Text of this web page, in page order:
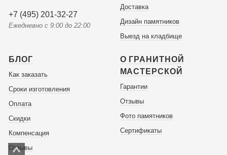
+7 (495) 201-32-27
Ежедневно с 9:00 до 22:00
Доставка
Дизайн памятников
Выезд на кладбище
БЛОГ
Как заказать
Сроки изготовления
Оплата
Скидки
Компенсация
Отзывы
О ГРАНИТНОЙ
МАСТЕРСКОЙ
Гарантии
Отзывы
Фото памятников
Сертификаты